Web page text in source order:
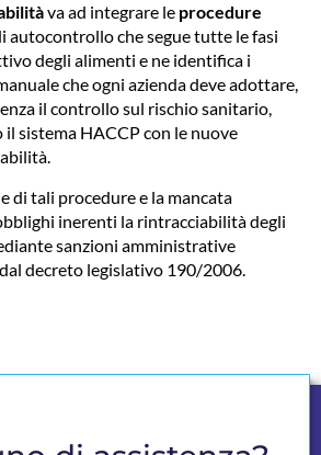
va ad integrare le procedure
autocontrollo che segue tutte le fasi
degli alimenti e ne identifica i
che ogni azienda deve adottare,
il controllo sul rischio sanitario,
sistema HACCP con le nuove
di tali procedure e la mancata
inerenti la rintracciabilità degli
sanzioni amministrative
decreto legislativo 190/2006.